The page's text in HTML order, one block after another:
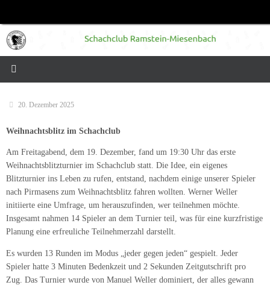
springen
20. Dezember 2025
Weihnachtsblitz im Schachclub
Am Freitagabend, dem 19. Dezember, fand um 19:30 Uhr das erste
Weihnachtsblitzturnier im Schachclub statt. Die Idee, ein eigenes
Blitzturnier ins Leben zu rufen, entstand, nachdem einige unserer Spieler
nach Pirmasens zum Weihnachtsblitz fahren wollten. Werner Weller
initiierte eine Umfrage, um herauszufinden, wer teilnehmen möchte.
Insgesamt nahmen 14 Spieler an dem Turnier teil, was für eine kurzfristige
Planung eine erfreuliche Teilnehmerzahl darstellt.
Es wurden 13 Runden im Modus „jeder gegen jeden“ gespielt. Jeder
Spieler hatte 3 Minuten Bedenkzeit und 2 Sekunden Zeitgutschrift pro
Zug. Das Turnier wurde von Manuel Weller dominiert, der alles gewann